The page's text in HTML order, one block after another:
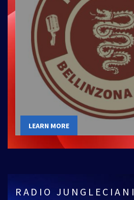
LEARN MORE
RADIO JUNGLECIANI